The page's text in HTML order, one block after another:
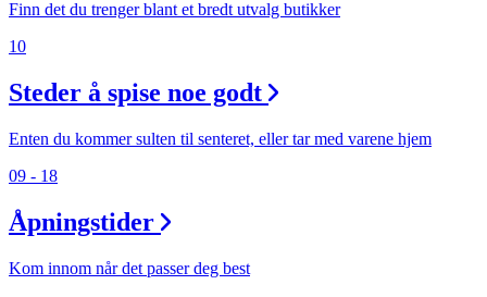
Gavekort
Finn det du trenger blant et bredt utvalg butikker
10
Steder å spise noe godt
Enten du kommer sulten til senteret, eller tar med varene hjem
09 - 18
Åpningstider
Kom innom når det passer deg best